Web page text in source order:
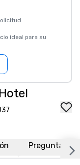
ideal para su
Preguntas